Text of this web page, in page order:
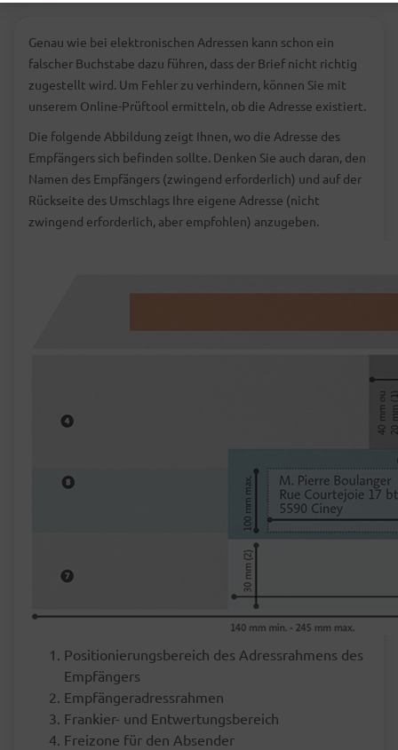
Genau wie bei elektronischen Adressen kann schon ein
falscher Buchstabe dazu führen, dass der Brief nicht richtig
zugestellt wird. Um Fehler zu verhindern, können Sie mit
unserem Online-Prüftool ermitteln, ob die Adresse existiert.
Die folgende Abbildung zeigt Ihnen, wo die Adresse des
Empfängers sich befinden sollte. Denken Sie auch daran, den
Namen des Empfängers (zwingend erforderlich) und auf der
Rückseite des Umschlags Ihre eigene Adresse (nicht
zwingend erforderlich, aber empfohlen) anzugeben.
Positionierungsbereich des Adressrahmens des
Empfängers
Empfängeradressrahmen
Frankier- und Entwertungsbereich
Freizone für den Absender